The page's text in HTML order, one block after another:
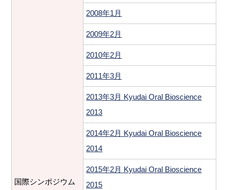
国際シンポジウム
2008年1月
2009年2月
2010年2月
2011年3月
2013年3月 Kyudai Oral Bioscience
2013
2014年2月 Kyudai Oral Bioscience
2014
2015年2月 Kyudai Oral Bioscience
2015